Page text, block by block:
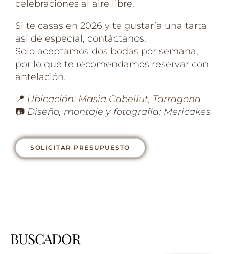
celebraciones al aire libre.
Si te casas en 2026 y te gustaría una tarta
así de especial, contáctanos.
Solo aceptamos dos bodas por semana,
por lo que te recomendamos reservar con
antelación.
📍 Ubicación: Masia Cabellut, Tarragona
📷 Diseño, montaje y fotografía: Mericakes
SOLICITAR PRESUPUESTO
BUSCADOR